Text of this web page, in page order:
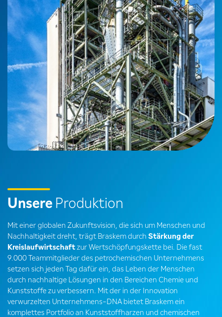
Unsere Produktion
Mit einer globalen Zukunftsvision, die sich um Menschen und
Nachhaltigkeit dreht, trägt Braskem durch Stärkung der
Kreislaufwirtschaft zur Wertschöpfungskette bei. Die fast
9.000 Teammitglieder des petrochemischen Unternehmens
setzen sich jeden Tag dafür ein, das Leben der Menschen
durch nachhaltige Lösungen in den Bereichen Chemie und
Kunststoffe zu verbessern. Mit der in der Innovation
verwurzelten Unternehmens-DNA bietet Braskem ein
komplettes Portfolio an Kunststoffharzen und chemischen